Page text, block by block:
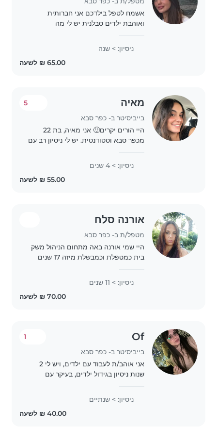
אשמח לטפל בילדכם אני חברותית
ואוהבת ילדים סבלנית יש לי מה
ניסיון: > שנה
מאיה
בייביסיטר ב- כפר סבא
5
היי הורים יקרים🙂 אני מאיה, בת 22
מכפר סבא וסטודנטית. יש לי ניסיון רב עם
בייביסיטר אחראית, מסורה ואוהבת
ניסיון: > 4 שנים
אורנה סלח
מטפל/ת ב- כפר סבא
היי שמי אורנה באה מתחום הניהול משק
בית כמטפלת וכמבשלת מיזה 17 שנים
בתאומים ברעננה וכמבשלת עם המלצות
ניסיון: > 11 שנים
Of
בייביסיטר ב- כפר סבא
1
אני אוהב/ת לעבוד עם ילדים, ויש לי 2
שנות ניסיון בגידול ילדים, בעיקר עם
ילדים בעלי צרכים מיוחדים, כולל
ניסיון: > שנתיים